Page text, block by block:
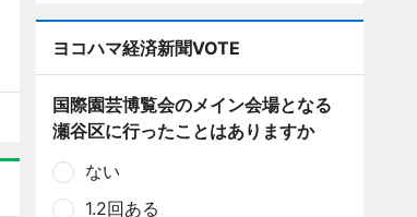
ヨコハマ経済新聞VOTE
国際園芸博覧会のメイン会場となる
瀬谷区に行ったことはありますか
ない
1.2回ある